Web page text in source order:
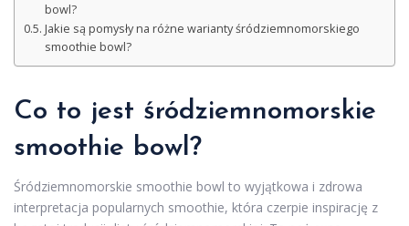
bowl?
Jakie są pomysły na różne warianty śródziemnomorskiego
smoothie bowl?
Co to jest śródziemnomorskie
smoothie bowl?
Śródziemnomorskie smoothie bowl to wyjątkowa i zdrowa
interpretacja popularnych smoothie, która czerpie inspirację z